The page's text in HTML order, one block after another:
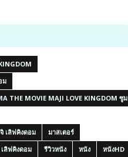
ม
THE MOVIE MAJI LOVE KINGDOM ซูม
เลิฟคิงดอม
มาสเตอร์
ลิฟคิงดอม
รีวิวหนัง หนัง หนังHD